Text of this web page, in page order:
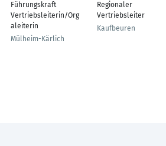
Führungskraft
Vertriebsleiterin/Org
aleiterin
Mülheim-Kärlich
Regionaler
Vertriebsleiter
Kaufbeuren